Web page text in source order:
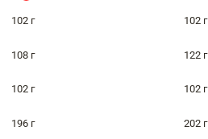
102 г 102 г
108 г 122 г
102 г 102 г
196 г 202 г